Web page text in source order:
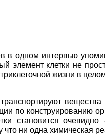
в одном интервью
элемент клетки не
жизни в
по конструированию
становится
ни одна химическая